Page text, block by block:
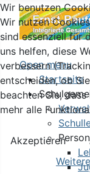
Open menu
Startseite
Wir benutzen
Wir nutzen
sind essenziell für
uns helfen, diese
verbessern
entscheiden, ob
beachten Sie,
mehr alle
Akzeptieren